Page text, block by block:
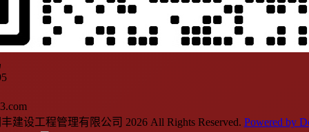
建设工程管理有限公司 2026 All Rights Reserved. Powered by